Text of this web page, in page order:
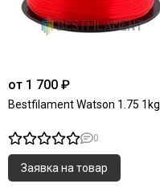
от 1 700 ₽
Bestfilament Watson 1.75 1kg
0
Заявка на товар